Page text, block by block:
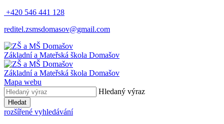
+420 546 441 128
reditel.zsmsdomasov@gmail.com
Základní a Mateřská škola Domašov
Základní a Mateřská škola Domašov
Mapa webu
Hledaný výraz
Hledat
rozšířené vyhledávání